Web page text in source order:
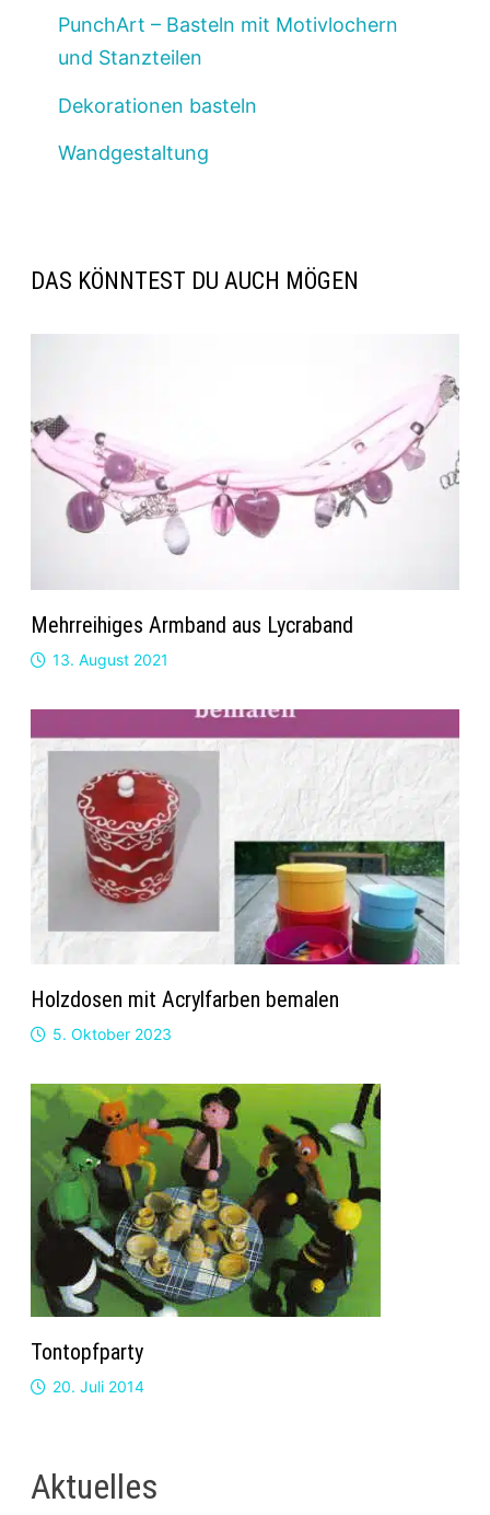
PunchArt – Basteln mit Motivlochern
und Stanzteilen
Dekorationen basteln
Wandgestaltung
DAS KÖNNTEST DU AUCH MÖGEN
Mehrreihiges Armband aus Lycraband
13. August 2021
Holzdosen mit Acrylfarben bemalen
5. Oktober 2023
Tontopfparty
20. Juli 2014
Aktuelles